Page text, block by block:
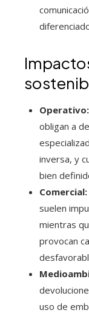
Operativo:
obligan a
inversa, y
bien
Comercial:
suelen
mientras
provocan
uso de